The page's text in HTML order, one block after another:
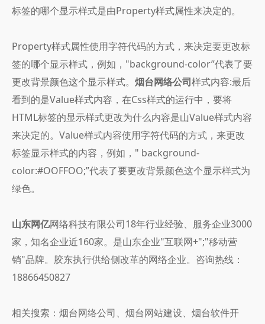
标签的哪个显示样式是由Property样式属性来决定的。
Property样式属性使用字符代码的方式，来决定要更改标
签的哪个显示样式，例如，"background-color”代表了要
更改背景颜色这个显示样式。 烟台网络公司样式内容:最后
看到的是Value样式内容，在Css样式的运行中，要将
HTML标签的显示样式更改为什么内容是山Value样式内容
来决定的。Value样式内容使用字符代码的方式，来更改
标签显示样式的内容，例如，" background-
color:#OOFFOO;”代表了要更改背景颜色这个显示样式为
绿色。
山东网亿网络科技有限公司18年行业经验、服务企业3000
家，知名企业近160家。是山东企业"互联网+";"移动营
销"品牌。胶东执行供给侧改革的网络企业。咨询热线：
18866450827
相关搜索：烟台网络公司、烟台网站建设、烟台软件开